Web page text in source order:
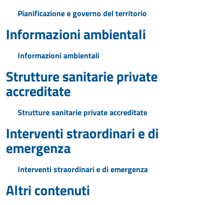
Pianificazione e governo del territorio
Informazioni ambientali
Informazioni ambientali
Strutture sanitarie private
accreditate
Strutture sanitarie private accreditate
Interventi straordinari e di
emergenza
Interventi straordinari e di emergenza
Altri contenuti